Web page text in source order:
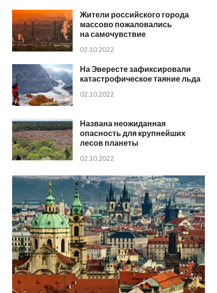
Жители российского города
массово пожаловались
на самочувствие
02.10.2022
На Эвересте зафиксировали
катастрофическое таяние льда
02.10.2022
Названа неожиданная
опасность для крупнейших
лесов планеты
02.10.2022